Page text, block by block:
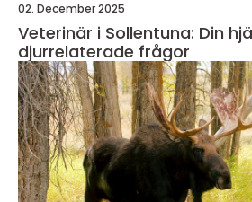
02. December 2025
Veterinär i Sollentuna: Din
djurrelaterade frågor